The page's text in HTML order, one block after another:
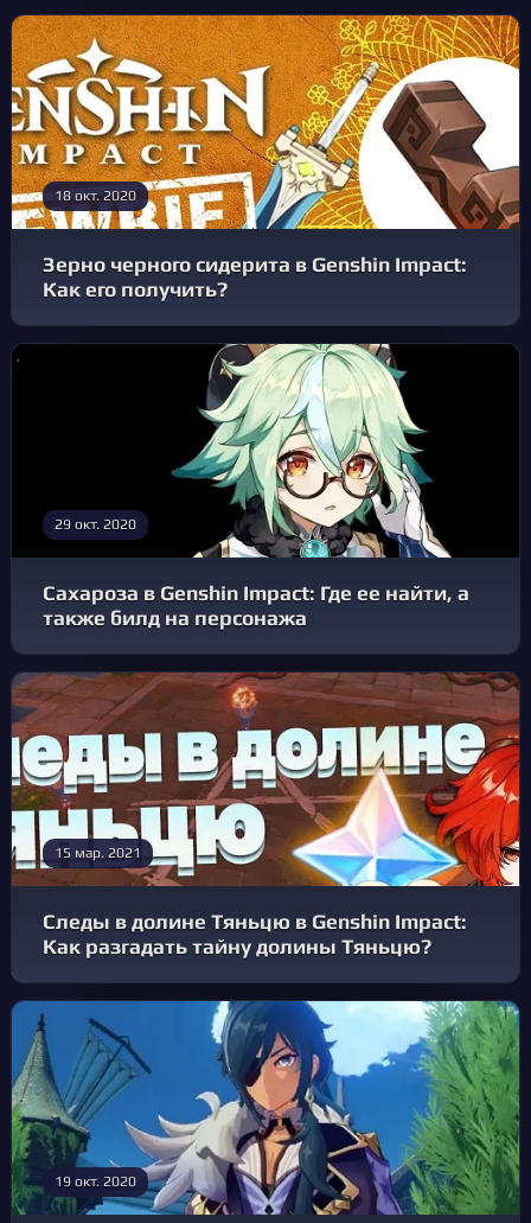
18 окт. 2020
Зерно черного сидерита в Genshin Impact:
Как его получить?
29 окт. 2020
Сахароза в Genshin Impact: Где ее найти, а
также билд на персонажа
15 мар. 2021
Следы в долине Тяньцю в Genshin Impact:
Как разгадать тайну долины Тяньцю?
19 окт. 2020